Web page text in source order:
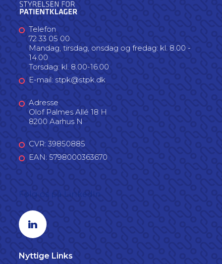
Telefon
72 33 05 00
Mandag, tirsdag, onsdag og fredag: kl. 8.00 -
14.00
Torsdag: kl. 8.00-16.00
E-mail: stpk@stpk.dk
Adresse
Olof Palmes Allé 18 H
8200 Aarhus N
CVR: 39850885
EAN: 5798000363670
Linkedin profil
Nyttige Links